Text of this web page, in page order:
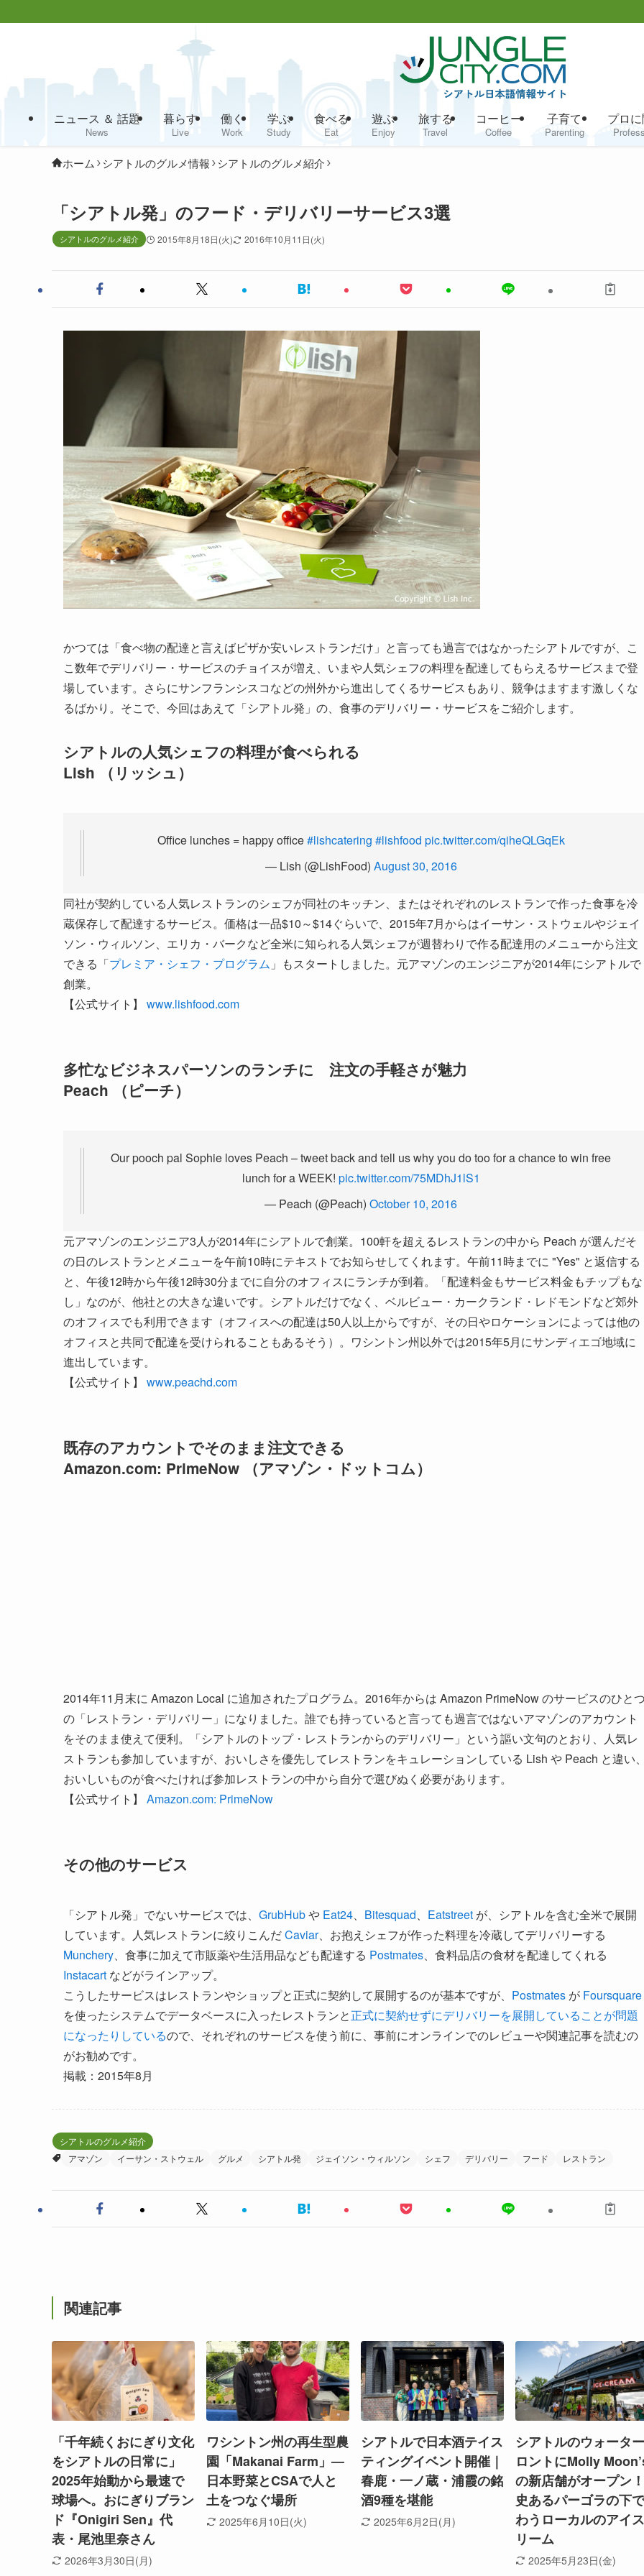
ニュース ＆ 話題
News
暮らす
Live
働く
Work
学ぶ
Study
食べる
Eat
遊ぶ
Enjoy
旅する
Travel
コーヒー
Coffee
子育て
Parenting
プロ
ホーム シアトルのグルメ情報 シアトルのグルメ紹介
「シアトル発」のフード・デリバリーサービス3選
シアトルのグルメ紹介 2015年8月18日(火) 2016年10月11日(火)
かつては「食べ物の配達と言えばピザか安いレストランだけ」と言っても過言ではなかったシアトルですが、こ
こ数年でデリバリー・サービスのチョイスが増え、いまや人気シェフの料理を配達してもらえるサービスまで登
場しています。さらにサンフランシスコなどの州外から進出してくるサービスもあり、競争はますます激しくな
るばかり。そこで、今回はあえて「シアトル発」の、食事のデリバリー・サービスをご紹介します。
シアトルの人気シェフの料理が食べられる
Lish （リッシュ）
Office lunches = happy office#lishcatering #lishfood pic.twitter.com/qiheQLGqEk
— Lish (@LishFood) August 30, 2016
同社が契約している人気レストランのシェフが同社のキッチン、またはそれぞれのレストランで作った食事を冷
蔵保存して配達するサービス。価格は一品$10～$14ぐらいで、2015年7月からはイーサン・ストウェルやジェイ
ソン・ウィルソン、エリカ・バークなど全米に知られる人気シェフが週替わりで作る配達用のメニューから注文
できる「プレミア・シェフ・プログラム 」もスタートしました。元アマゾンのエンジニアが2014年にシアトルで
創業。
【公式サイト】 www.lishfood.com
多忙なビジネスパーソンのランチに 注文の手軽さが魅力
Peach （ピーチ）
Our pooch pal Sophie loves Peach – tweet back and tell us why you do too for a chance to win free
lunch for a WEEK! pic.twitter.com/75MDhJ1lS1
— Peach (@Peach) October 10, 2016
元アマゾンのエンジニア3人が2014年にシアトルで創業。100軒を超えるレストランの中から Peach が選んだそ
の日のレストランとメニューを午前10時にテキストでお知らせしてくれます。午前11時までに "Yes" と返信する
と、午後12時から午後12時30分までに自分のオフィスにランチが到着。「配達料金もサービス料金もチップもな
し」なのが、他社との大きな違いです。シアトルだけでなく、ベルビュー・カークランド・レドモンドなど郊外
のオフィスでも利用できます（オフィスへの配達は50人以上からですが、その日やロケーションによっては他の
オフィスと共同で配達を受けられることもあるそう）。ワシントン州以外では2015年5月にサンディエゴ地域に
進出しています。
【公式サイト】 www.peachd.com
既存のアカウントでそのまま注文できる
Amazon.com: PrimeNow （アマゾン・ドットコム）
2014年11月末に Amazon Local に追加されたプログラム。2016年からは Amazon PrimeNow のサービスのひと
の「レストラン・デリバリー」になりました。誰でも持っていると言っても過言ではないアマゾンのアカウント
をそのまま使えて便利。「シアトルのトップ・レストランからのデリバリー」という謳い文句のとおり、人気レ
ストランも参加していますが、おいしさを優先してレストランをキュレーションしている Lish や Peach と違い
おいしいものが食べたければ参加レストランの中から自分で選びぬく必要があります。
【公式サイト】 Amazon.com: PrimeNow
その他のサービス
「シアトル発」でないサービスでは、 GrubHubや Eat24 Bitesquad Eatstreet が、シアトルを含む全米で展開
しています。人気レストランに絞りこんだCaviar、お抱えシェフが作った料理を冷蔵してデリバリーする
Munchery 、食事に加えて市販薬や生活用品なども配達する Postmates 、食料品店の食材を配達してくれる
Instacart などがラインアップ。
こうしたサービスはレストランやショップと正式に契約して展開するのが基本ですが、 Postmates が Foursquare
を使ったシステムでデータベースに入ったレストランと正式に契約せずにデリバリーを展開していることが問題
になったりしているので、それぞれのサービスを使う前に、事前にオンラインでのレビューや関連記事を読むの
がお勧めです。
掲載：2015年8月
シアトルのグルメ紹介
アマゾン
イーサン・ストウェル グルメ シアトル発 ジェイソン・ウィルソン シェフ デリバリー フード レストラン
関連記事
「千年続くおにぎり文化
をシアトルの日常に」
2025年始動から最速で
球場へ。おにぎりブラン
ド『Onigiri Sen』代
表・尾池里奈さん
2026年3月30日(月)
ワシントン州の再生型農
園「Makanai Farm」―
日本野菜とCSAで人と
土をつなぐ場所
2025年6月10日(火)
シアトルで日本酒テイス
ティングイベント開催｜
春鹿・一ノ蔵・浦霞の銘
酒9種を堪能
2025年6月2日(月)
シアトルのウォータ
ロントにMolly
の新店舗がオープン
史あるパーゴラの下
わうローカルのアイ
リーム
2025年5月23日(金)